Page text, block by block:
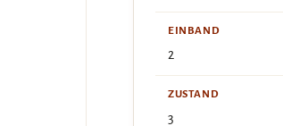
EINBAND
2
ZUSTAND
3